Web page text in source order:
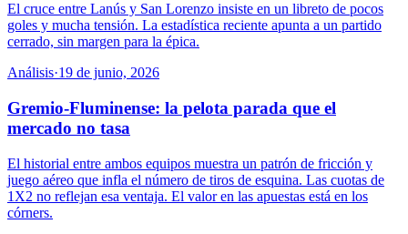
El cruce entre Lanús y San Lorenzo insiste en un libreto de pocos
goles y mucha tensión. La estadística reciente apunta a un partido
cerrado, sin margen para la épica.
Análisis·19 de junio, 2026
Gremio-Fluminense: la pelota parada que el
mercado no tasa
El historial entre ambos equipos muestra un patrón de fricción y
juego aéreo que infla el número de tiros de esquina. Las cuotas de
1X2 no reflejan esa ventaja. El valor en las apuestas está en los
córners.